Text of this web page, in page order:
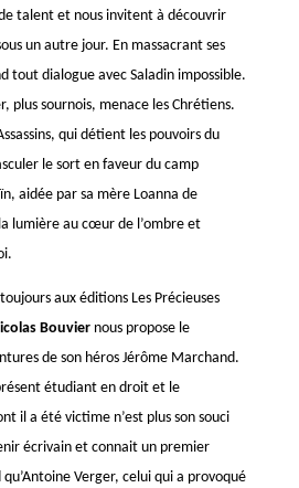
talent et nous invitent à découvrir
un autre jour. En massacrant ses
tout dialogue avec Saladin impossible.
plus sournois, menace les Chrétiens.
qui détient les pouvoirs du
le sort en faveur du camp
aidée par sa mère Loanna de
lumière au cœur de l’ombre et
aux éditions Les Précieuses
Bouvier nous propose le
de son héros Jérôme Marchand.
étudiant en droit et le
il a été victime n’est plus son souci
écrivain et connait un premier
Verger, celui qui a provoqué